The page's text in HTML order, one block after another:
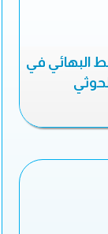
البهائي في